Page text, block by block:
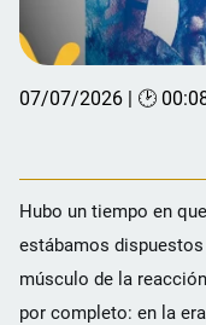
07/07/2026 | 🕑
Hubo un tiempo en
estábamos
músculo de la
por completo: en la